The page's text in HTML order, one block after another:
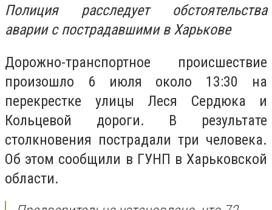
Полиция расследует обстоятельства
аварии с пострадавшими в Харькове
Дорожно-транспортное происшествие
произошло 6 июля около 13:30 на
перекрестке улицы Леся Сердюка и
Кольцевой дороги. В результате
столкновения пострадали три человека.
Об этом сообщили в ГУНП в Харьковской
области.